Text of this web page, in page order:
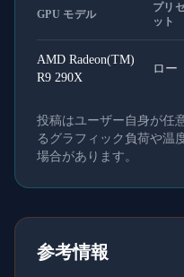
GPU モデル
プリセ
ット
AMD Radeon(TM)
R9 290X
ロー
投稿はユーザー自身が任
るグラフィック負荷や温
場合があります。
参考情報